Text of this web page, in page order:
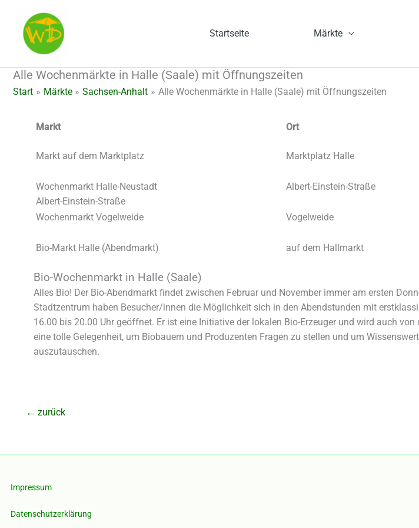
springen
Startseite Märkte
Alle Wochenmärkte in Halle (Saale) mit Öffnungszeiten
Start Märkte Sachsen-Anhalt Alle Wochenmärkte in Halle (Saale) mit Öffnungszeiten
Markt Ort
Markt auf dem Marktplatz Marktplatz Halle
Wochenmarkt Halle-Neustadt
Albert-Einstein-Straße
Albert-Einstein-Straße
Wochenmarkt Vogelweide
Vogelweide
Bio-Markt Halle (Abendmarkt)
auf dem Hallmarkt
Bio-Wochenmarkt in Halle (Saale)
Alles Bio! Der Bio-Abendmarkt findet zwischen Februar und November immer am ersten
Stadtzentrum haben Besucher/innen die Möglichkeit sich in den Abendstunden mit
16.00 bis 20.00 Uhr geöffnet. Er ist eine Initiative der lokalen Bio-Erzeuger und wird auch
eine tolle Gelegenheit, um Biobauern und Produzenten Fragen zu stellen und um
auszutauschen.
← zurück
Impressum
Datenschutzerklärung